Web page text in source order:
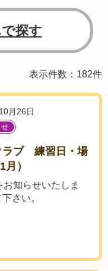
探す
表示件数：182件
月26日
せ
ラブ 練習日・場
）
知らせいたしま
さい。